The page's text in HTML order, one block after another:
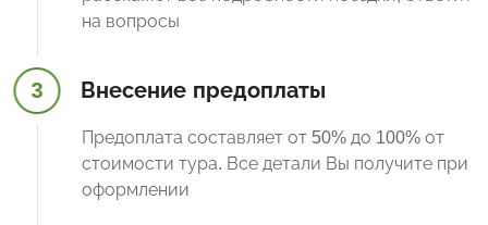
на вопросы
3 Внесение предоплаты
Предоплата составляет от 50% до 100% от
стоимости тура. Все детали Вы получите при
оформлении